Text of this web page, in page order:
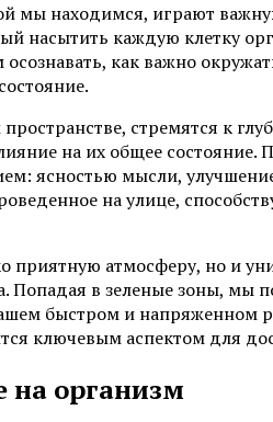
мы находимся, играют
насытить каждую клетку
как важно
стремятся к
на их общее
ясностью мысли,
на улице,
приятную атмосферу, но и
Попадая в зеленые зоны, мы
быстром и напряженном
ключевым аспектом для
на организм